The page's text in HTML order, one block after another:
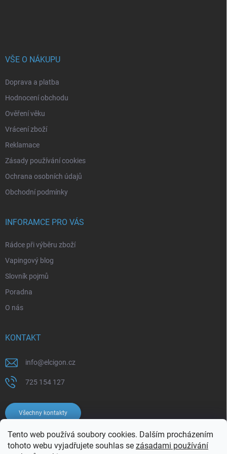
Tento web používá soubory cookies. Dalším procházením
tohoto webu vyjadřujete souhlas se zásadami používání
VŠE O NÁKUPU
Doprava a platba
Hodnocení obchodu
Ověření věku
Vrácení zboží
Reklamace
Zásady používání cookies
Ochrana osobních údajů
Obchodní podmínky
INFORAMCE PRO VÁS
Rádce při výběru zboží
Vapingový blog
Slovník pojmů
Poradna
O nás
KONTAKT
info@elcigon.cz
725 154 127
Všechny kontakty